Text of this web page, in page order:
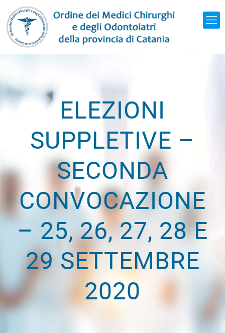
ELEZIONI
SUPPLETIVE –
SECONDA
CONVOCAZIONE
– 25, 26, 27, 28 E
29 SETTEMBRE
2020